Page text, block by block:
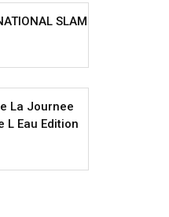
SLAM
La Journee
L Eau Edition